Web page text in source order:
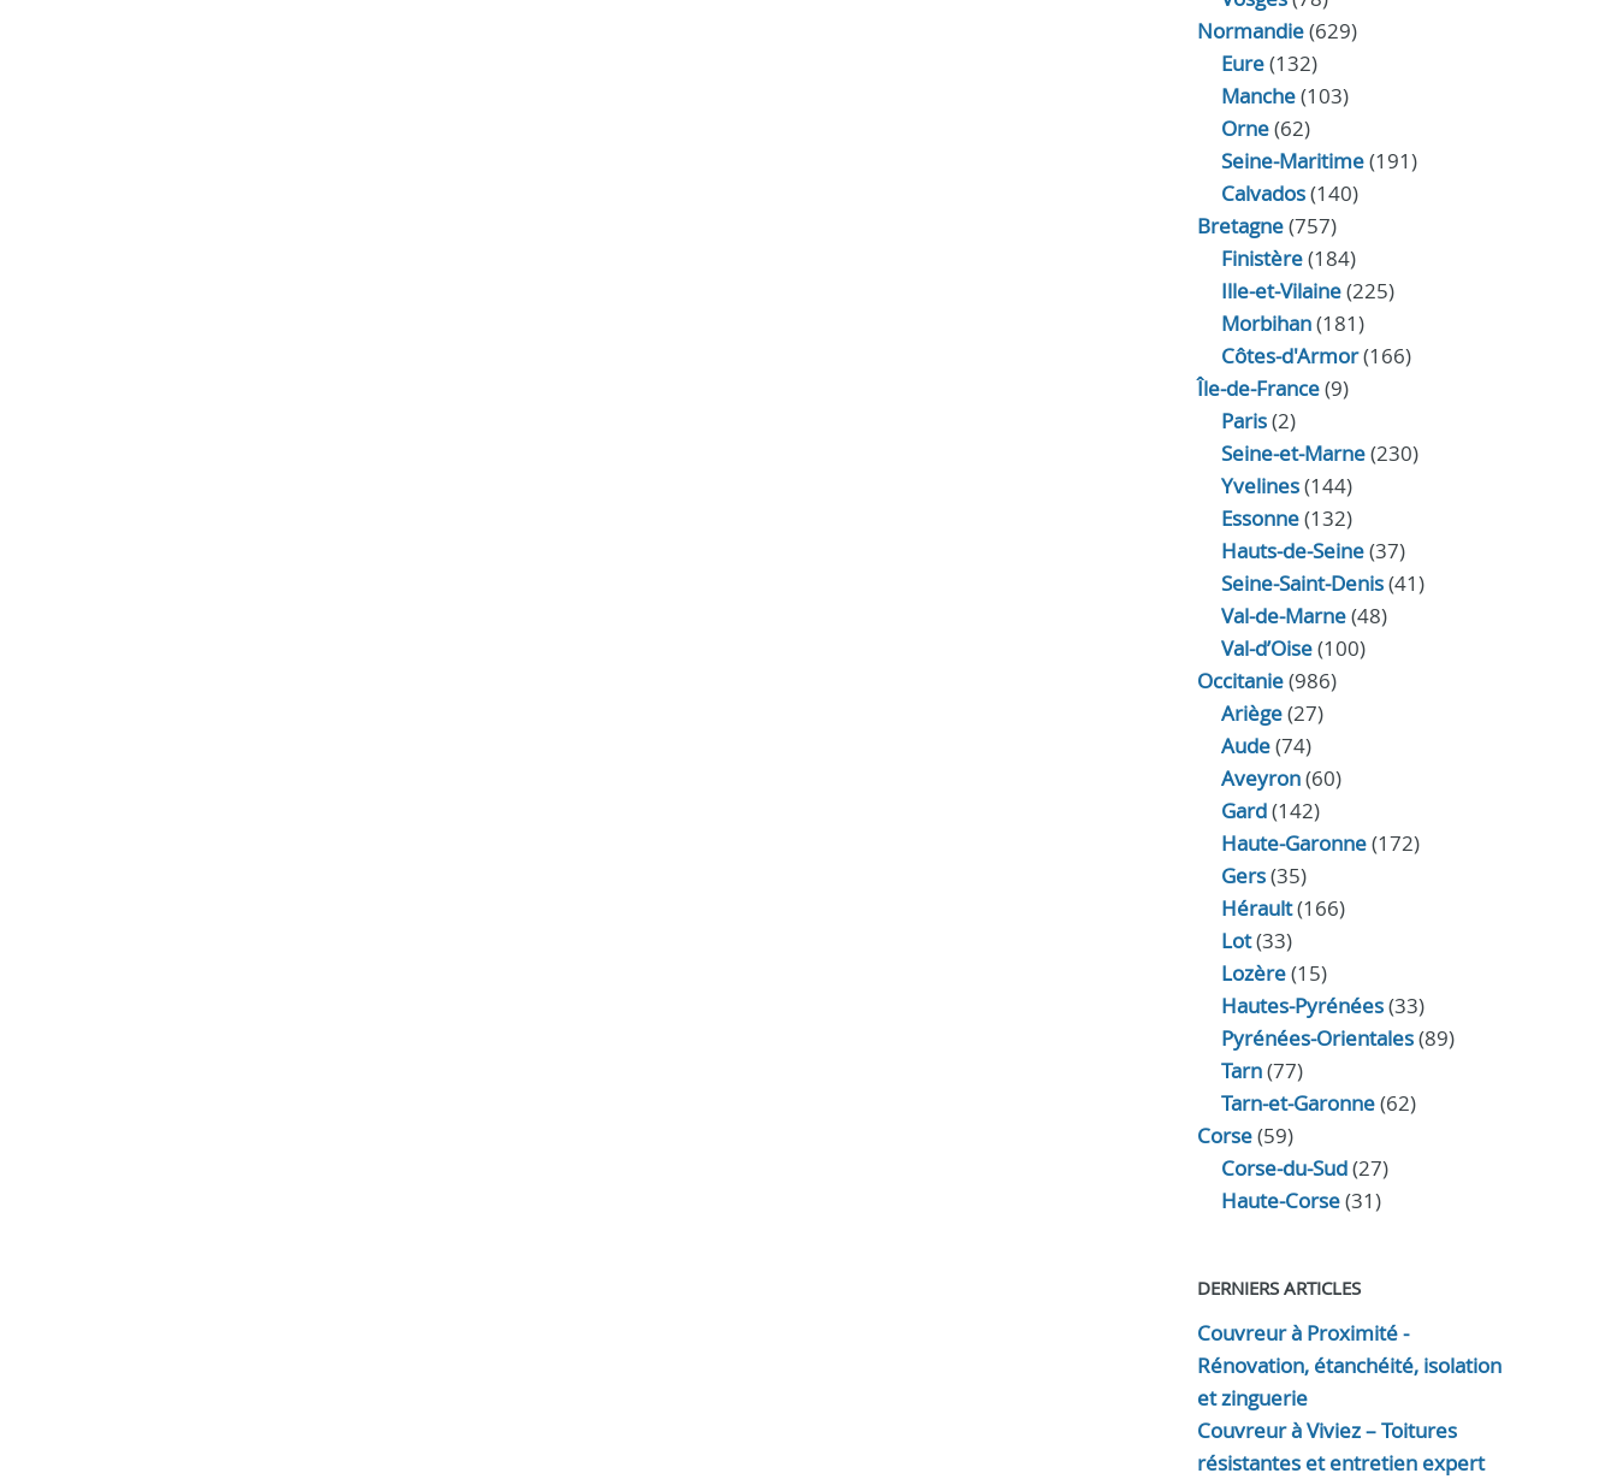
Normandie(629)
Eure(132)
Manche(103)
Orne(62)
Seine-Maritime(191)
Calvados(140)
Bretagne(757)
Finistère(184)
Ille-et-Vilaine(225)
Morbihan(181)
Côtes-d'Armor(166)
Île-de-France(9)
Paris(2)
Seine-et-Marne(230)
Yvelines(144)
Essonne(132)
Hauts-de-Seine(37)
Seine-Saint-Denis(41)
Val-de-Marne(48)
Val-d’Oise(100)
Occitanie(986)
Ariège(27)
Aude(74)
Aveyron(60)
Gard(142)
Haute-Garonne(172)
Gers(35)
Hérault(166)
Lot(33)
Lozère(15)
Hautes-Pyrénées(33)
Pyrénées-Orientales(89)
Tarn(77)
Tarn-et-Garonne(62)
Corse(59)
Corse-du-Sud(27)
Haute-Corse(31)
DERNIERS ARTICLES
Couvreur à Proximité -
Rénovation, étanchéité, isolation
et zinguerie
Couvreur à Viviez – Toitures
résistantes et entretien expert